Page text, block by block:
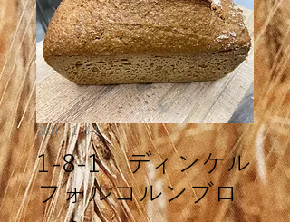
SKU： 1-8-1
1-8-1 ディンケル
フォルコルンブロ